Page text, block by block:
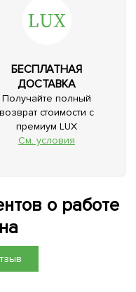
БЕСПЛАТНАЯ
ДОСТАВКА
Получайте полный
возврат стоимости с
премиум LUX
См. условия
о работе